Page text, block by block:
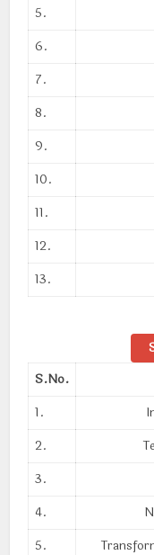
5.
6.
7.
8.
9.
10.
11.
12.
13.
S.No.
1.
2.
3.
4.
5.